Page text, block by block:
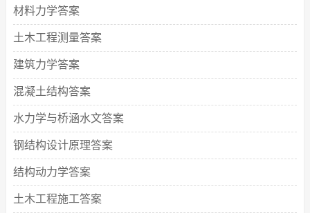
材料力学答案
土木工程测量答案
建筑力学答案
混凝土结构答案
水力学与桥涵水文答案
钢结构设计原理答案
结构动力学答案
土木工程施工答案